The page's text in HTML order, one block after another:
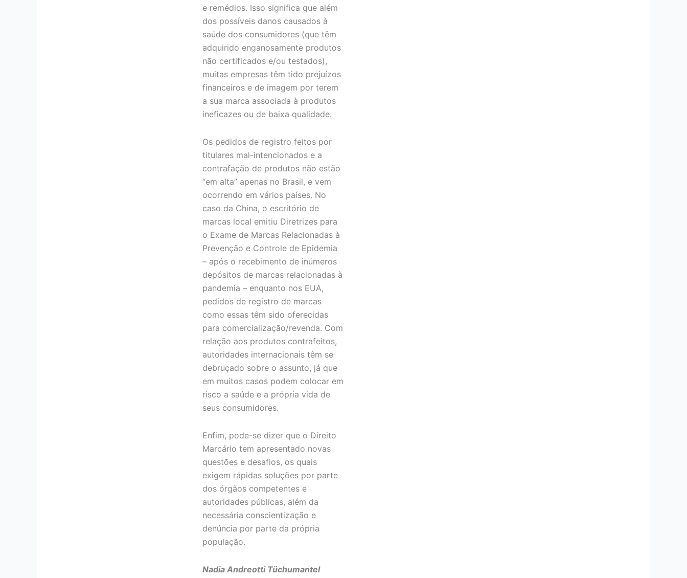
e remédios. Isso significa que além
dos possíveis danos causados à
saúde dos consumidores (que têm
adquirido enganosamente produtos
não certificados e/ou testados),
muitas empresas têm tido prejuízos
financeiros e de imagem por terem
a sua marca associada à produtos
ineficazes ou de baixa qualidade.
Os pedidos de registro feitos por
titulares mal-intencionados e a
contrafação de produtos não estão
“em alta” apenas no Brasil, e vem
ocorrendo em vários países. No
caso da China, o escritório de
marcas local emitiu Diretrizes para
o Exame de Marcas Relacionadas à
Prevenção e Controle de Epidemia
– após o recebimento de inúmeros
depósitos de marcas relacionadas à
pandemia – enquanto nos EUA,
pedidos de registro de marcas
como essas têm sido oferecidas
para comercialização/revenda. Com
relação aos produtos contrafeitos,
autoridades internacionais têm se
debruçado sobre o assunto, já que
em muitos casos podem colocar em
risco a saúde e a própria vida de
seus consumidores.
Enfim, pode-se dizer que o Direito
Marcário tem apresentado novas
questões e desafios, os quais
exigem rápidas soluções por parte
dos órgãos competentes e
autoridades públicas, além da
necessária conscientização e
denúncia por parte da própria
população.
Nadia Andreotti Tüchumantel